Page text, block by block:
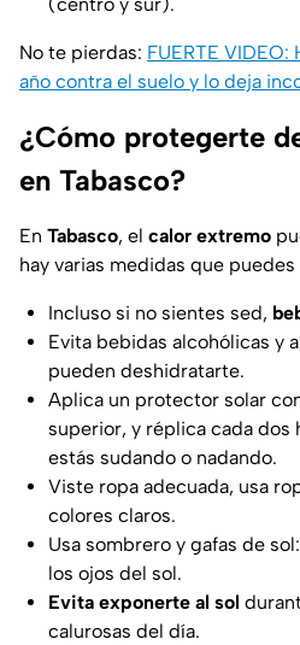
No te pierdas: FUERTE VIDEO:
año contra el suelo y lo deja
¿Cómo protegerte
en Tabasco?
En Tabasco, el calor extremo
hay varias medidas que
Incluso si no sientes sed,
Evita bebidas alcohólicas y
pueden deshidratarte.
Aplica un protector solar
superior, y réplica cada dos
estás sudando o nadando.
Viste ropa adecuada, usa
colores claros.
Usa sombrero y gafas de
los ojos del sol.
Evita exponerte al sol
calurosas del día.